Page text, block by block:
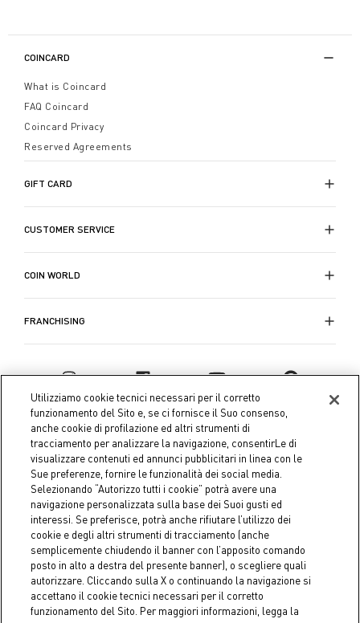
COINCARD
What is Coincard
FAQ Coincard
Coincard Privacy
Reserved Agreements
GIFT CARD
CUSTOMER SERVICE
COIN WORLD
FRANCHISING
Coin S.p.A. Tax code / VAT number 04391480276, share capital
€ 10.000.000,00 fully paid up
Company data Cookie Policy Privacy Policy
Legal
Notice
Utilizziamo cookie tecnici necessari per il corretto
funzionamento del Sito e, se ci fornisce il Suo consenso,
anche cookie di profilazione ed altri strumenti di
tracciamento per analizzare la navigazione, consentirLe di
visualizzare contenuti ed annunci pubblicitari in linea con le
Sue preferenze, fornire le funzionalità dei social media.
Selezionando “Autorizzo tutti i cookie” potrà avere una
navigazione personalizzata sulla base dei Suoi gusti ed
interessi. Se preferisce, potrà anche rifiutare l’utilizzo dei
cookie e degli altri strumenti di tracciamento (anche
semplicemente chiudendo il banner con l’apposito comando
posto in alto a destra del presente banner), o scegliere quali
autorizzare. Cliccando sulla X o continuando la navigazione si
accettano il cookie tecnici necessari per il corretto
funzionamento del Sito. Per maggiori informazioni, legga la